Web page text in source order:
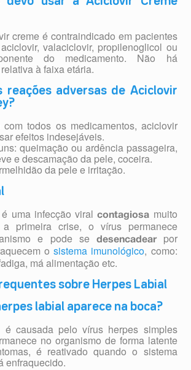
creme é contraindicado em pacientes
valaciclovir, propilenoglicol ou
do medicamento. Não há
à faixa etária.
reações adversas de Aciclovir
com todos os medicamentos, aciclovir
efeitos indesejáveis.
queimação ou ardência passageira,
e descamação da pele, coceira.
da pele e irritação.
uma infecção viralcontagiosa muito
primeira crise, o vírus permanece
e pode se desencadearpor
osistema imunológico, como:
má alimentação etc.
sobre Herpes Labial
labial aparece na boca?
causada pelo vírus herpes simples
no organismo de forma latente
é reativado quando o sistema
enfraquecido.